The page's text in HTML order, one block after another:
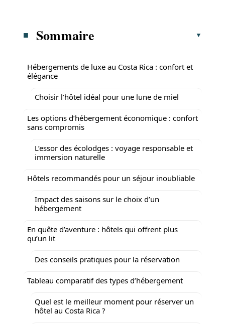
Sommaire
Hébergements de luxe au Costa Rica : confort et
élégance
Choisir l’hôtel idéal pour une lune de miel
Les options d’hébergement économique : confort
sans compromis
L’essor des écolodges : voyage responsable et
immersion naturelle
Hôtels recommandés pour un séjour inoubliable
Impact des saisons sur le choix d’un
hébergement
En quête d’aventure : hôtels qui offrent plus
qu’un lit
Des conseils pratiques pour la réservation
Tableau comparatif des types d’hébergement
Quel est le meilleur moment pour réserver un
hôtel au Costa Rica ?